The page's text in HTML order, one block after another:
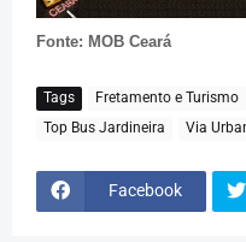
Fonte: MOB Ceará
Tags Fretamento e Turismo
Top Bus Jardineira
Via
Facebook